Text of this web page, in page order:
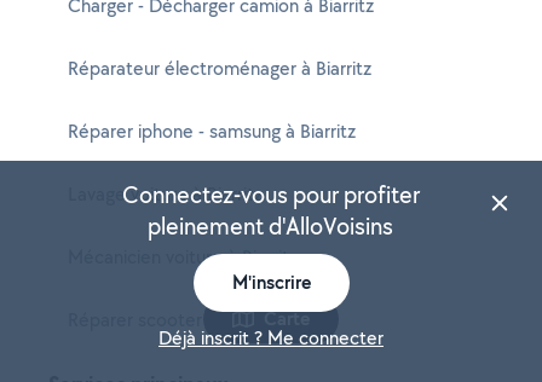
Charger - Décharger camion à Biarritz
Réparateur électroménager à Biarritz
Réparer iphone - samsung à Biarritz
Lavage voiture à Biarritz
Mécanicien voiture à Biarritz
Réparer scooter à BiarritzCarte
Connectez-vous pour profiter
pleinement d'AlloVoisins
M'inscrire
Déjà inscrit ? Me connecter